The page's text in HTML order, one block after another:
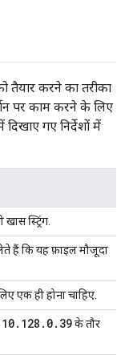
तैयार करने का तरीका
पर काम करने के लिए
गए निर्देशों में
स्ट्रिंग.
हैं कि यह फ़ाइल मौजूदा
एक ही होना चाहिए.
10. 128 . 0. 39के तौर